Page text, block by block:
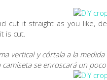
cut it straight as you like,
is cut.
vertical y córtala a la
se enroscará un